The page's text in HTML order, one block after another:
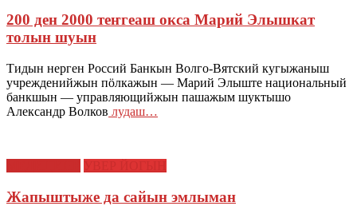
200 ден 2000 теҥгеаш окса Марий Элышкат
толын шуын
Тидын нерген Россий Банкын Волго-Вятский кугыжаныш
учрежденийжын пӧлкажын — Марий Элыште национальный
банкшын — управляющийжын пашажым шуктышо
Александр Волков лудаш…
Жапыштыже да сайын эмлыман